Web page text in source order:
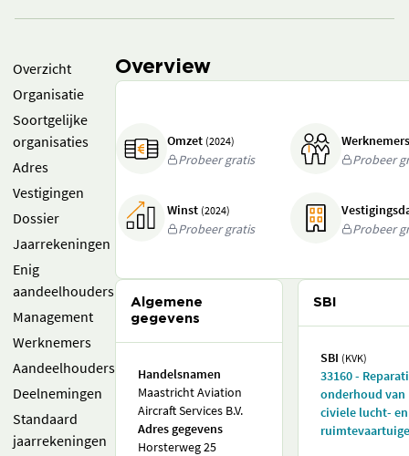
Overzicht
Organisatie
Soortgelijke
organisaties
Adres
Vestigingen
Dossier
Jaarrekeningen
Enig
aandeelhouders
Management
Werknemers
Aandeelhouders
Deelnemingen
Standaard
jaarrekeningen
Overview
Omzet (2024)
Probeer gratis
Probeer
Winst (2024)
Probeer gratis
Probeer
Algemene
gegevens
Handelsnamen
Maastricht Aviation
Aircraft Services B.V.
Adres gegevens
Horsterweg 25
SBI
SBI (KVK)
33160 -
onderhoud van
civiele lucht- en